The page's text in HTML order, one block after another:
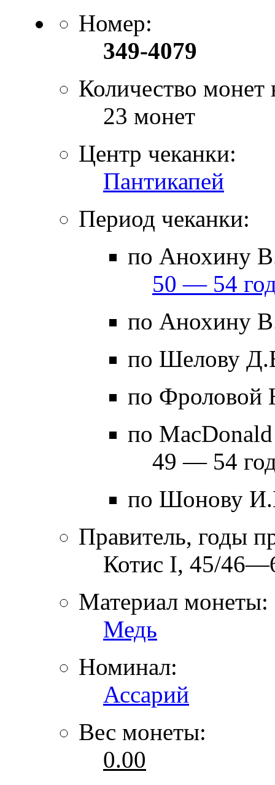
Номер:
349-4079
Количество монет
23 монет
Центр чеканки:
Пантикапей
Период чеканки:
по Анохину
50 — 54
по Анохину
по Шелову
по Фроловой
по
49 — 54
по Шонову
Правитель, годы
Котис I, 45/
Материал монеты:
Медь
Номинал:
Ассарий
Вес монеты:
0.00